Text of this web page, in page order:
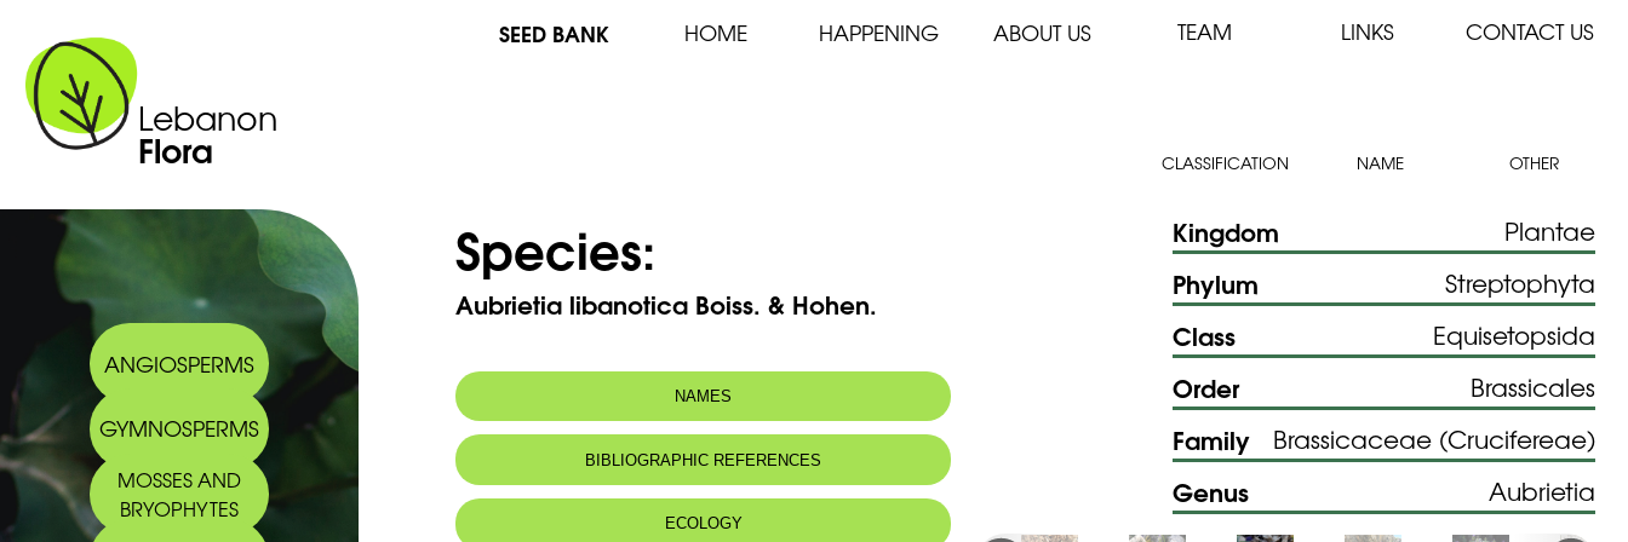
Lebanon
Flora
SEED BANK HOME HAPPENING ABOUT US TEAM LINKS CONTACT US
CLASSIFICATION NAME OTHER
ANGIOSPERMS
GYMNOSPERMS
MOSSES AND
BRYOPHYTES
Species:
Aubrietia libanotica Boiss. & Hohen.
NAMES
BIBLIOGRAPHIC REFERENCES
ECOLOGY
Kingdom Plantae
Phylum Streptophyta
Class Equisetopsida
Order Brassicales
Family Brassicaceae (Crucifereae)
Genus Aubrietia